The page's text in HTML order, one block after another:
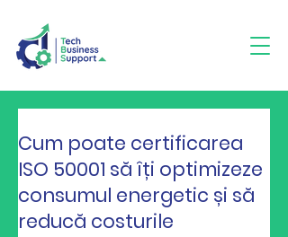
Cum poate certificarea
ISO 50001 să îți optimizeze
consumul energetic și să
reducă costurile